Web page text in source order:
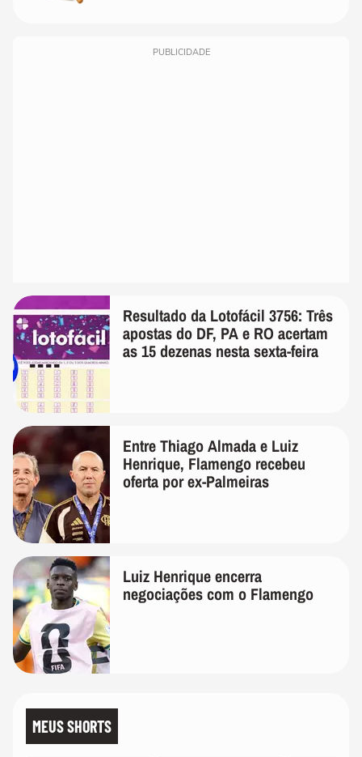
PUBLICIDADE
Resultado da Lotofácil 3756: Três
apostas do DF, PA e RO acertam
as 15 dezenas nesta sexta-feira
Entre Thiago Almada e Luiz
Henrique, Flamengo recebeu
oferta por ex-Palmeiras
Luiz Henrique encerra
negociações com o Flamengo
MEUS SHORTS